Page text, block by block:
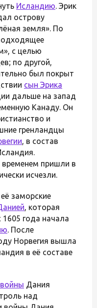
Исландию. Эрик
острову
земля». По
с целью
по другой,
был покрыт
сын Эрика
дальше на запад
Канаду. Он
и
гренландцы
, в состав
временем пришли в
исчезли.
заморские
, которая
года начала
. После
Норвегия вышла
в её составе
Дания
над